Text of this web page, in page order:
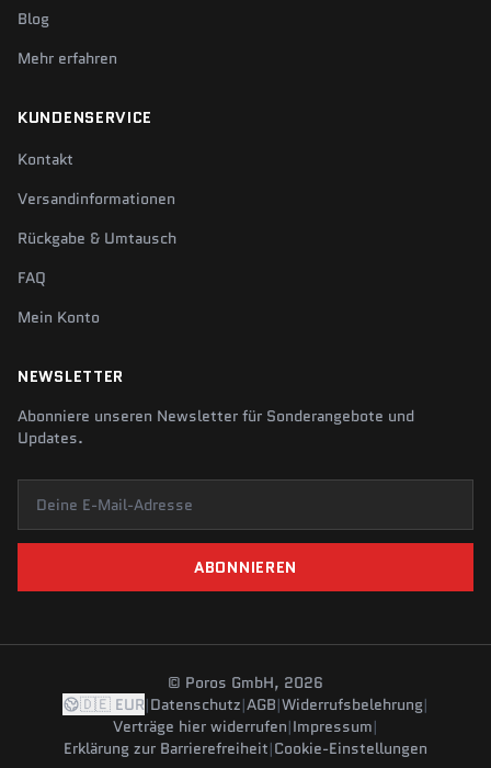
Blog
Mehr erfahren
KUNDENSERVICE
Kontakt
Versandinformationen
Rückgabe & Umtausch
FAQ
Mein Konto
NEWSLETTER
Abonniere unseren Newsletter für Sonderangebote und
Updates.
Deine E-Mail-Adresse
ABONNIEREN
© Poros GmbH, 2026
🇩🇪 EUR|Datenschutz|AGB|Widerrufsbelehrung|
Verträge hier widerrufen|Impressum|
Erklärung zur Barrierefreiheit|Cookie-Einstellungen